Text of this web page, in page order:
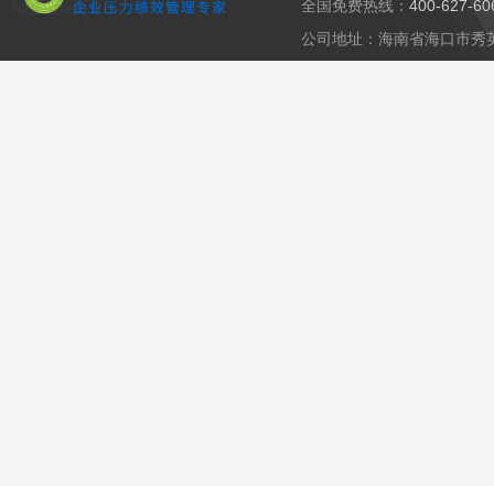
全国免费热线：400-627-
公司地址：海南省海口市